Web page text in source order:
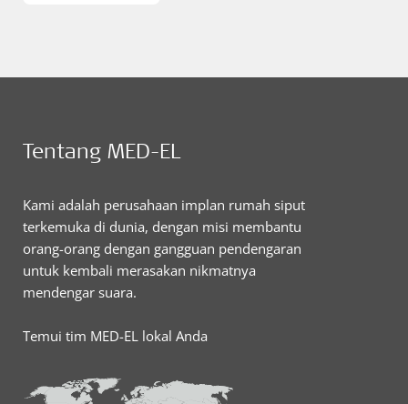
Tentang MED-EL
Kami adalah perusahaan implan rumah siput
terkemuka di dunia, dengan misi membantu
orang-orang dengan gangguan pendengaran
untuk kembali merasakan nikmatnya
mendengar suara.
Temui tim MED-EL lokal Anda